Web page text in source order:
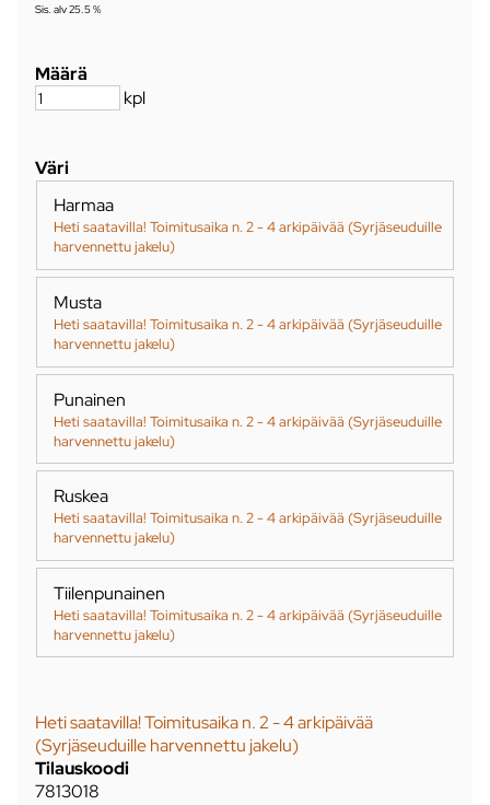
Sis. alv 25.5 %
Määrä
kpl
Väri
Harmaa
Heti saatavilla! Toimitusaika n. 2 - 4 arkipäivää (Syrjäseuduille
harvennettu jakelu)
Musta
Heti saatavilla! Toimitusaika n. 2 - 4 arkipäivää (Syrjäseuduille
harvennettu jakelu)
Punainen
Heti saatavilla! Toimitusaika n. 2 - 4 arkipäivää (Syrjäseuduille
harvennettu jakelu)
Ruskea
Heti saatavilla! Toimitusaika n. 2 - 4 arkipäivää (Syrjäseuduille
harvennettu jakelu)
Tiilenpunainen
Heti saatavilla! Toimitusaika n. 2 - 4 arkipäivää (Syrjäseuduille
harvennettu jakelu)
Heti saatavilla! Toimitusaika n. 2 - 4 arkipäivää
(Syrjäseuduille harvennettu jakelu)
Tilauskoodi
7813018